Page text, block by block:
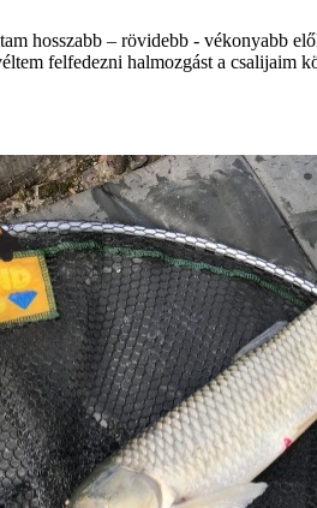
hosszabb – rövidebb - vékonyabb
felfedezni halmozgást a csalijaim